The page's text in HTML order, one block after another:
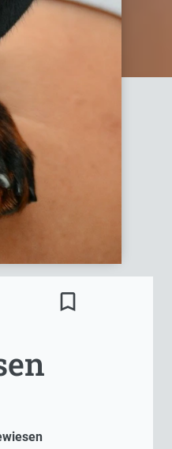
bookmark_border